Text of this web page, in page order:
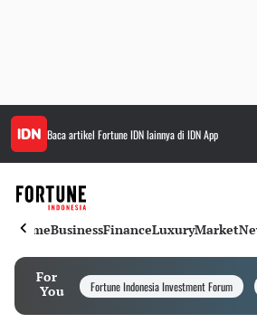
Baca artikel Fortune IDNlainnya di IDN App
HomeBusinessFinanceLuxuryMarket
For
You
Fortune Indonesia Investment Forum